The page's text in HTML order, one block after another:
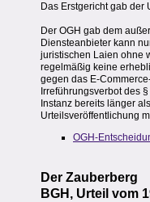
Das Erstgericht gab
Der OGH gab dem
Diensteanbieter kann
juristischen Laien ohne
regelmäßig keine
gegen das E-
Irreführungsverbot des
Instanz bereits länger
Urteilsveröffentlichung
OGH-
Der Zauberberg
BGH, Urteil vom